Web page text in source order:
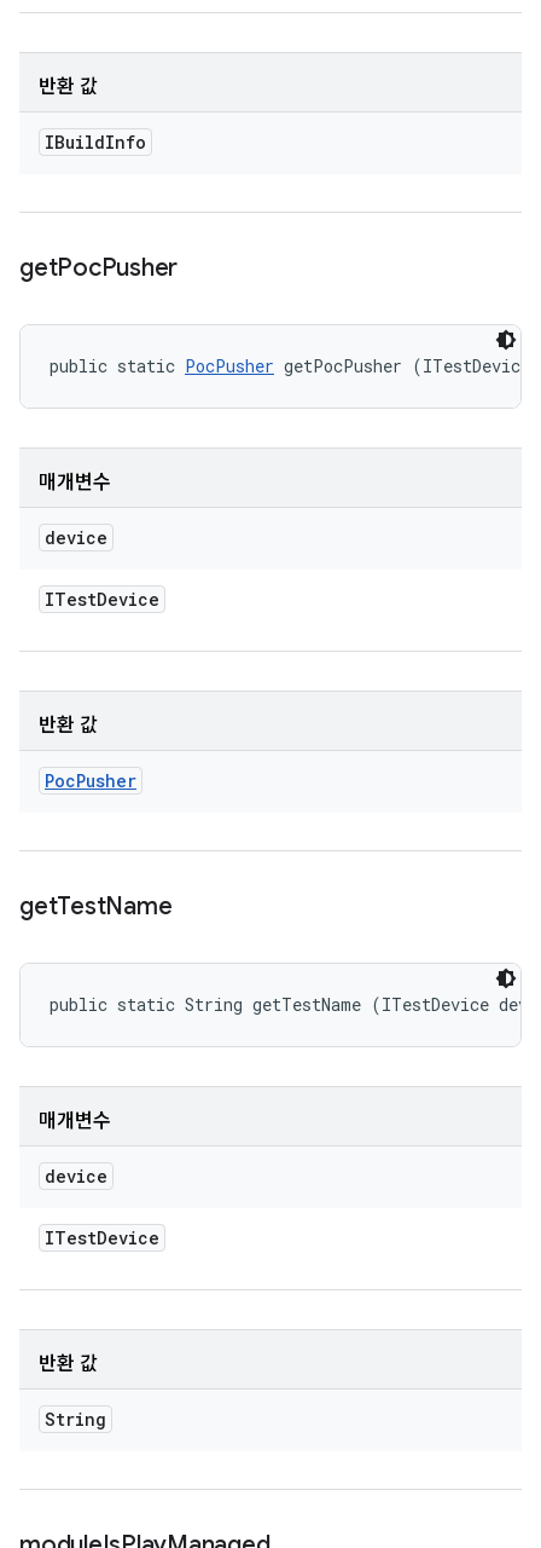
반환 값
IBuildInfo
getPocPusher
public static PocPusher getPocPusher
매개변수
device
ITestDevice
반환 값
PocPusher
getTestName
public static String getTestName (ITestDevice
매개변수
device
ITestDevice
반환 값
String